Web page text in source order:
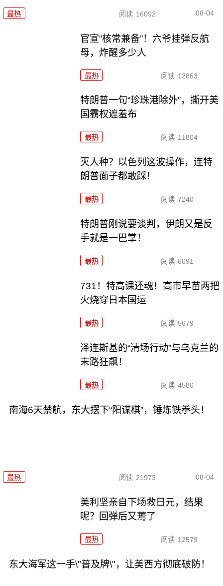
最热 阅读 16092 08-04
官宣“核常兼备”！六爷挂弹反航
母，炸醒多少人
最热 阅读 12863
特朗普一句“珍珠港除外”，撕开美
国霸权遮羞布
最热 阅读 11804
灭人种？以色列这波操作，连特
朗普面子都敢踩！
最热 阅读 7240
特朗普刚说要谈判，伊朗又是反
手就是一巴掌！
最热 阅读 6091
731！特高课还魂！高市早苗两把
火烧穿日本国运
最热 阅读 5679
泽连斯基的“清场行动”与乌克兰的
末路狂飙！
最热 阅读 4580
南海6天禁航，东大摆下“阳谋棋”，锤炼铁拳头！
最热 阅读 21973 08-04
美利坚亲自下场救日元，结果
呢？回弹后又蔫了
最热 阅读 12579
东大海军这一手\"普及牌\"，让美西方彻底破防！